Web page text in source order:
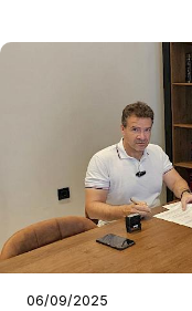
06/09/2025